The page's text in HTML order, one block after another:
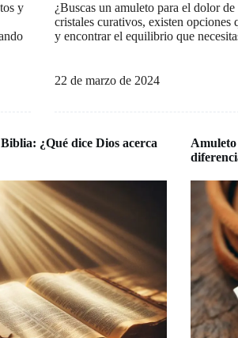
y
¿Buscas un amuleto para el dolor
cristales curativos, existen opciones
y encontrar el equilibrio que
22 de marzo de 2024
¿Qué dice Dios acerca